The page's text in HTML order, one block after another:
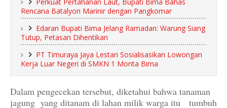
Rencana Batalyon Marinir dengan Pangkomar
Edaran Bupati Bima Jelang Ramadan: Warung Siang
Tutup, Petasan Dihentikan
PT Timuraya Jaya Lestari Sosialisasikan Lowongan
Kerja Luar Negeri di SMKN 1 Monta Bima
Dalam pengecekan tersebut, diketahui bahwa tanaman
jagung yang ditanam di lahan milik warga itu tumbuh